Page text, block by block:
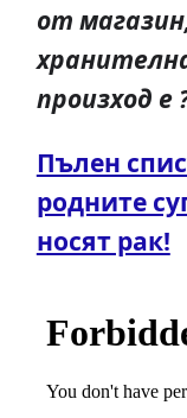
от
произход е
Пълен
родните
носят рак!